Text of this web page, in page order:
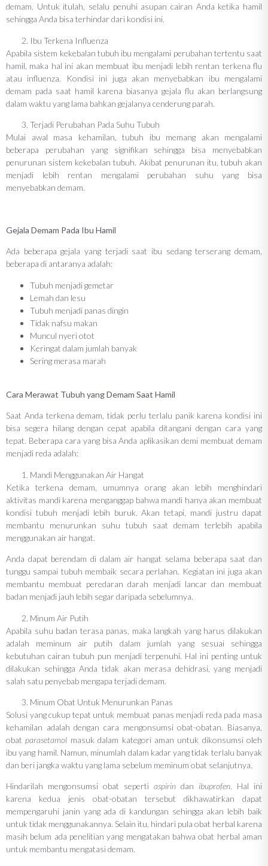
demam. Untuk itulah, selalu penuhi asupan cairan Anda ketika hamil
sehingga Anda bisa terhindar dari kondisi ini.
Ibu Terkena Influenza
Apabila sistem kekebalan tubuh ibu mengalami perubahan tertentu saat
hamil, maka hal ini akan membuat ibu menjadi lebih rentan terkena flu
atau influenza. Kondisi ini juga akan menyebabkan ibu mengalami
demam pada saat hamil karena biasanya gejala flu akan berlangsung
dalam waktu yang lama bahkan gejalanya cenderung parah.
Terjadi Perubahan Pada Suhu Tubuh
Mulai awal masa kehamilan, tubuh ibu memang akan mengalami
beberapa perubahan yang signifikan sehingga bisa menyebabkan
penurunan sistem kekebalan tubuh. Akibat penurunan itu, tubuh akan
menjadi lebih rentan mengalami perubahan suhu yang bisa
menyebabkan demam.
Gejala Demam Pada Ibu Hamil
Ada beberapa gejala yang terjadi saat ibu sedang terserang demam,
beberapa di antaranya adalah:
Tubuh menjadi gemetar
Lemah dan lesu
Tubuh menjadi panas dingin
Tidak nafsu makan
Muncul nyeri otot
Keringat dalam jumlah banyak
Sering merasa marah
Cara Merawat Tubuh yang Demam Saat Hamil
Saat Anda terkena demam, tidak perlu terlalu panik karena kondisi ini
bisa segera hilang dengan cepat apabila ditangani dengan cara yang
tepat. Beberapa cara yang bisa Anda aplikasikan demi membuat demam
menjadi reda adalah:
Mandi Menggunakan Air Hangat
Ketika terkena demam, umumnya orang akan lebih menghindari
aktivitas mandi karena menganggap bahwa mandi hanya akan membuat
kondisi tubuh menjadi lebih buruk. Akan tetapi, mandi justru dapat
membantu menurunkan suhu tubuh saat demam terlebih apabila
menggunakan air hangat.
Anda dapat berendam di dalam air hangat selama beberapa saat dan
tunggu sampai tubuh membaik secara perlahan. Kegiatan ini juga akan
membantu membuat peredaran darah menjadi lancar dan membuat
badan menjadi jauh lebih segar daripada sebelumnya.
Minum Air Putih
Apabila suhu badan terasa panas, maka langkah yang harus dilakukan
adalah meminum air putih dalam jumlah yang sesuai sehingga
kebutuhan cairan tubuh pun menjadi terpenuhi. Hal ini penting untuk
dilakukan sehingga Anda tidak akan merasa dehidrasi, yang menjadi
salah satu penyebab mengapa terjadi demam.
Minum Obat Untuk Menurunkan Panas
Solusi yang cukup tepat untuk membuat panas menjadi reda pada masa
kehamilan adalah dengan cara mengonsumsi obat-obatan. Biasanya,
obatparasetamol masuk dalam kategori aman untuk dikonsumsi oleh
ibu yang hamil. Namun, minumlah dalam kadar yang tidak terlalu banyak
dan beri jangka waktu yang lama sebelum meminum obat selanjutnya.
Hindarilah mengonsumsi obat seperti aspirin dan ibuprofen. Hal ini
karena kedua jenis obat-obatan tersebut dikhawatirkan dapat
mempengaruhi janin yang ada di kandungan sehingga akan lebih baik
untuk tidak menggunakannya. Selain itu, hindari pula obat herbal karena
masih belum ada penelitian yang mengatakan bahwa obat herbal aman
untuk membantu mengatasi demam.